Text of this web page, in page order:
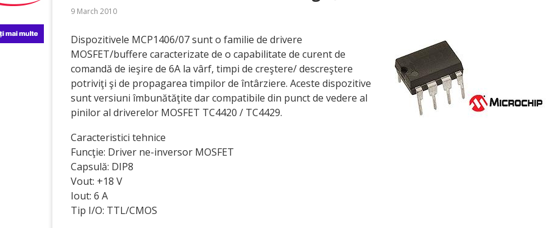
9 March 2010
Dispozitivele MCP1406/07 sunt o familie de drivere
MOSFET/buffere caracterizate de o capabilitate de curent de
comandă de ieşire de 6A la vârf, timpi de creştere/ descreştere
potriviţi şi de propagarea timpilor de întârziere. Aceste dispozitive
sunt versiuni îmbunătăţite dar compatibile din punct de vedere al
pinilor al driverelor MOSFET TC4420 / TC4429.
Caracteristici tehnice
Funcţie: Driver ne-inversor MOSFET
Capsulă: DIP8
Vout: +18 V
Iout: 6 A
Tip I/O: TTL/CMOS